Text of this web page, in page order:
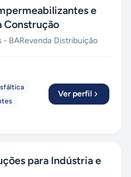
e
Construção
- BARevenda·Distribuição
Ver perfil
para Indústria e